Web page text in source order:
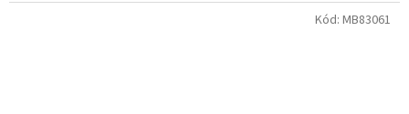
Kód: MB83061